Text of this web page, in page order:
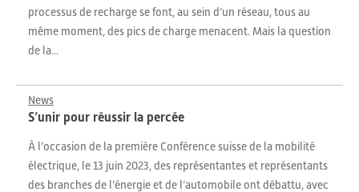
processus de recharge se font, au sein d’un réseau, tous au
même moment, des pics de charge menacent. Mais la question
de la...
News
S’unir pour réussir la percée
À l’occasion de la première Conférence suisse de la mobilité
électrique, le 13 juin 2023, des représentantes et représentants
des branches de l’énergie et de l’automobile ont débattu, avec